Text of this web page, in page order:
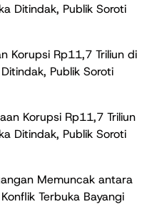
Ditindak, Publik Soroti
Korupsi Rp11,7 Triliun di
Publik Soroti
Korupsi Rp11,7 Triliun
Ditindak, Publik Soroti
Memuncak antara
Terbuka Bayangi